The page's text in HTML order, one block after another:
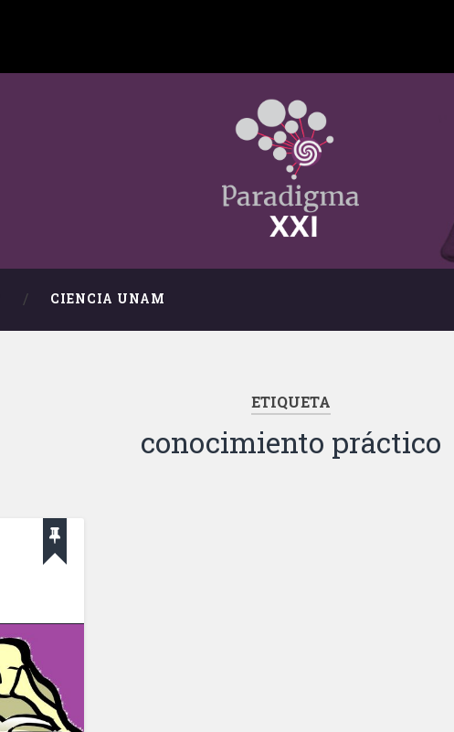
CIENCIA UNAM
ETIQUETA
conocimiento práctico